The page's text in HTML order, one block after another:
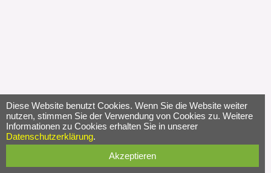
Diese Website benutzt Cookies. Wenn Sie die Website weiter
nutzen, stimmen Sie der Verwendung von Cookies zu. Weitere
Informationen zu Cookies erhalten Sie in unserer
Datenschutzerklärung.
Akzeptieren